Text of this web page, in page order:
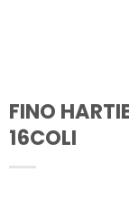
FINO
16COLI